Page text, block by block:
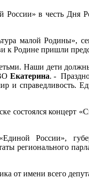
России» в честь Дня
малой Родины»,
к Родине пришли
Наши дети должны
Екатерина. -
и справедливость.
состоялся концерт
России»,
регионального
от имени всего